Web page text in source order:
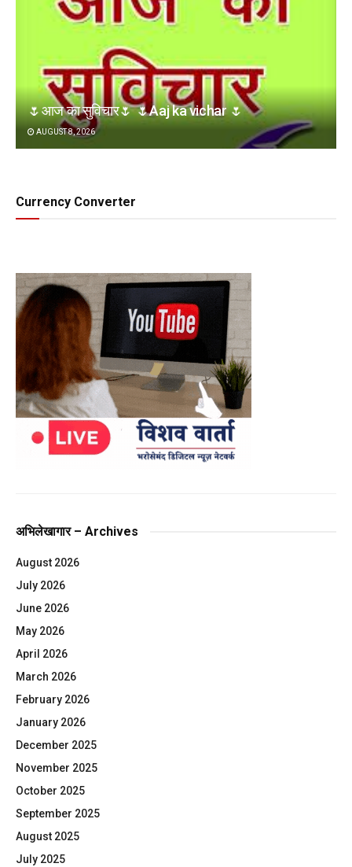
🌷आज का सुविचार🌷 🌷Aaj ka vichar 🌷
AUGUST 8, 2026
Currency Converter
अभिलेखागार – Archives
August 2026
July 2026
June 2026
May 2026
April 2026
March 2026
February 2026
January 2026
December 2025
November 2025
October 2025
September 2025
August 2025
July 2025